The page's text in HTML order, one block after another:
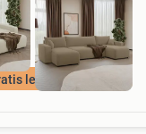
levering !